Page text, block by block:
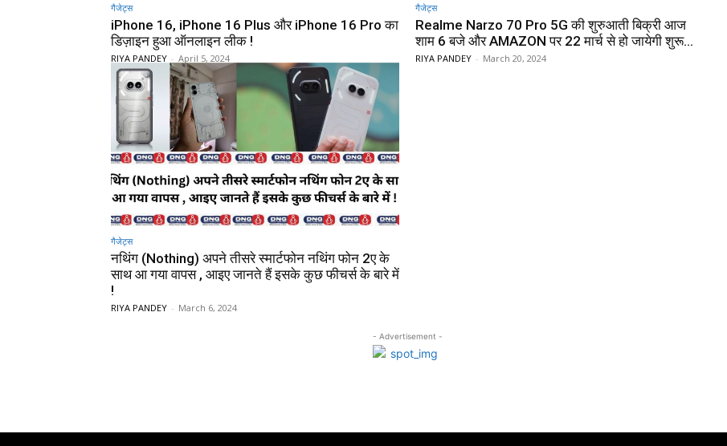
गैजेट्स
iPhone 16, iPhone 16 Plus और iPhone 16 Pro का
डिज़ाइन हुआ ऑनलाइन लीक !
RIYA PANDEY - April 5, 2024
गैजेट्स
Realme Narzo 70 Pro 5G की शुरुआती बिक्री आज
शाम 6 बजे और AMAZON पर 22 मार्च से हो जायेगी शुरू...
RIYA PANDEY - March 20, 2024
गैजेट्स
नथिंग (Nothing) अपने तीसरे स्मार्टफोन नथिंग फोन 2ए के
साथ आ गया वापस , आइए जानते हैं इसके कुछ फीचर्स के बारे में
!
RIYA PANDEY - March 6, 2024
- Advertisement -